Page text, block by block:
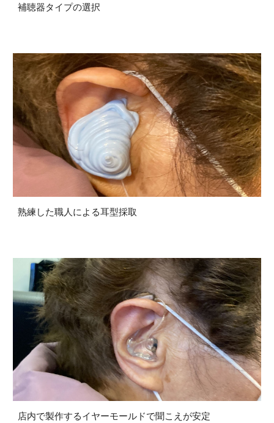
補聴器タイプの選択
熟練した職人による耳型採取
店内で製作するイヤーモールドで聞こえが安定